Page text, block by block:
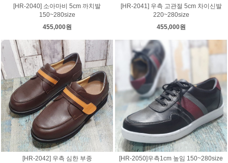
[HR-2040] 소아마비 5cm 까치발
150~280size
455,000원
[HR-2041] 우측 고관절 5cm 차이신발
220~280size
455,000원
[HR-2042] 우측 심한 부종
[HR-2050]우측1cm 높임 150~280size